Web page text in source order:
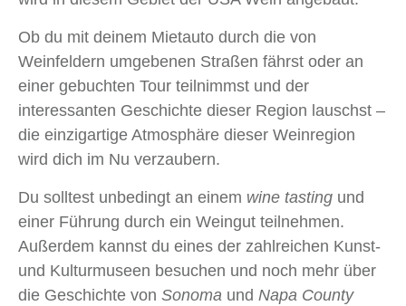
Ob du mit deinem Mietauto durch die von
Weinfeldern umgebenen Straßen fährst oder an
einer gebuchten Tour teilnimmst und der
interessanten Geschichte dieser Region lauschst –
die einzigartige Atmosphäre dieser Weinregion
wird dich im Nu verzaubern.
Du solltest unbedingt an einem wine tasting und
einer Führung durch ein Weingut teilnehmen.
Außerdem kannst du eines der zahlreichen Kunst-
und Kulturmuseen besuchen und noch mehr über
die Geschichte von Sonoma und Napa County